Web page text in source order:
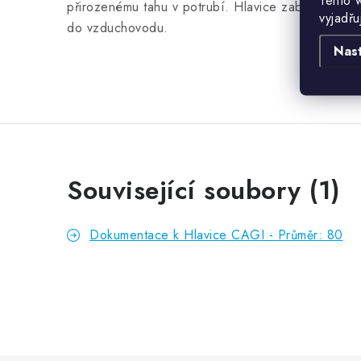
přirozenému tahu v potrubí. Hlavice zabraňuje
do vzduchovodu.
Související soubory (1)
Dokumentace k Hlavice CAGI - Průměr: 80